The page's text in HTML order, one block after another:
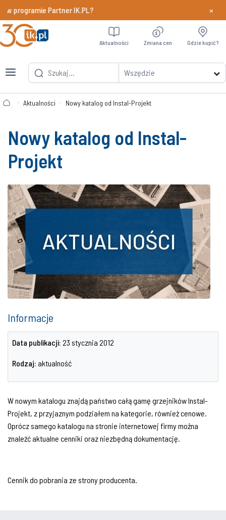
programie Partner IK.PL? Dowiedz
×
Wszędzie
Aktualności Zmiana cen Gdzie kupić?
Aktualności Nowy katalog od Instal-Projekt
Nowy katalog od Instal-
Projekt
Informacje
Data publikacji: 23 stycznia 2012
Rodzaj: aktualność
W nowym katalogu znajdą państwo całą gamę grzejników Instal-
Projekt, z przyjaznym podziałem na kategorie, również cenowe.
Oprócz samego katalogu na stronie internetowej firmy można
znaleźć aktualne cenniki oraz niezbędną dokumentację.
Cennik do pobrania ze strony producenta.